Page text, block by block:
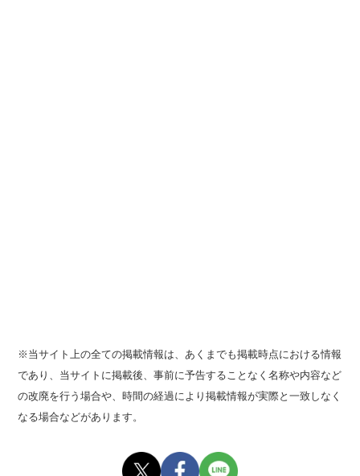
※当サイト上の全ての掲載情報は、あくまでも掲載時点における情報
であり、当サイトに掲載後、事前に予告することなく名称や内容など
の改廃を行う場合や、時間の経過により掲載情報が実際と一致しなく
なる場合などがあります。